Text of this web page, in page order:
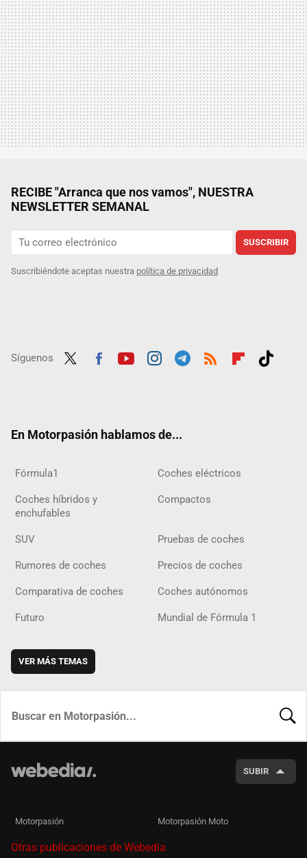
RECIBE "Arranca que nos vamos", NUESTRA
NEWSLETTER SEMANAL
SUSCRIBIR
Suscribiéndote aceptas nuestra política de privacidad
Síguenos
En Motorpasión hablamos de...
Fórmula1 Coches eléctricos
Coches híbridos y
enchufables
Compactos
SUV Pruebas de coches
Rumores de coches Precios de coches
Comparativa de coches Coches autónomos
Futuro Mundial de Fórmula 1
VER MÁS TEMAS
SUBIR
Motorpasión Motorpasión Moto
Otras publicaciones de Webedia